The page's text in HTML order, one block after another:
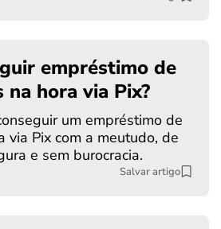
empréstimo de
na hora via Pix?
um empréstimo de
via Pix com a meutudo, de
e sem burocracia.
Salvar artigo